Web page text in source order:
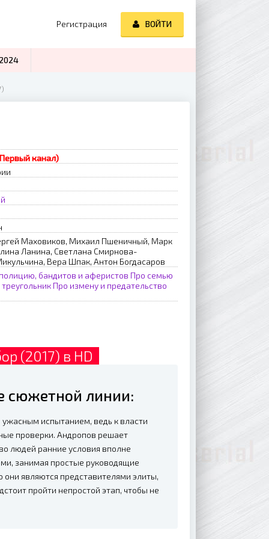
канал)
Маховиков, Михаил Пшеничный, Марк
Ланина, Светлана Смирнова-
Вера Шпак, Антон Богдасаров
бандитов и аферистов Про семью
Про измену и предательство
(2017) в HD
сюжетной линии:
испытанием, ведь к власти
проверки. Андропов решает
людей ранние условия вполне
занимая простые руководящие
они являются представителями элиты,
пройти непростой этап, чтобы не
Регистрация ВОЙТИ